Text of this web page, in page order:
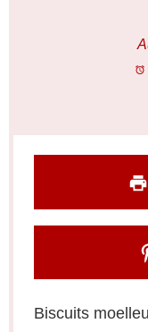
Biscuits